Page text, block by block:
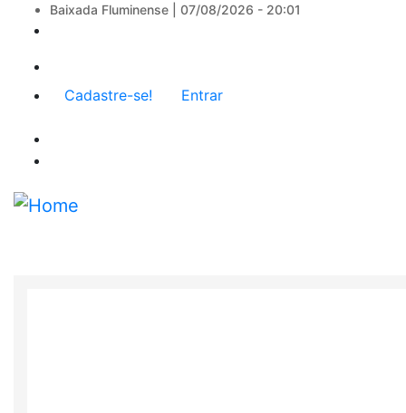
Baixada Fluminense | 07/08/2026 - 20:01
Menu
de
Cadastre-se! Entrar